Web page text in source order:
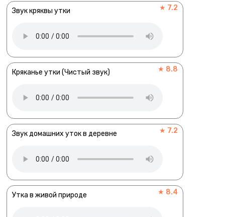
Звук кряквы утки ★ 7.2
Кряканье утки (Чистый звук) ★ 8.8
Звук домашних уток в деревне ★ 7.2
Утка в живой природе ★ 8.4